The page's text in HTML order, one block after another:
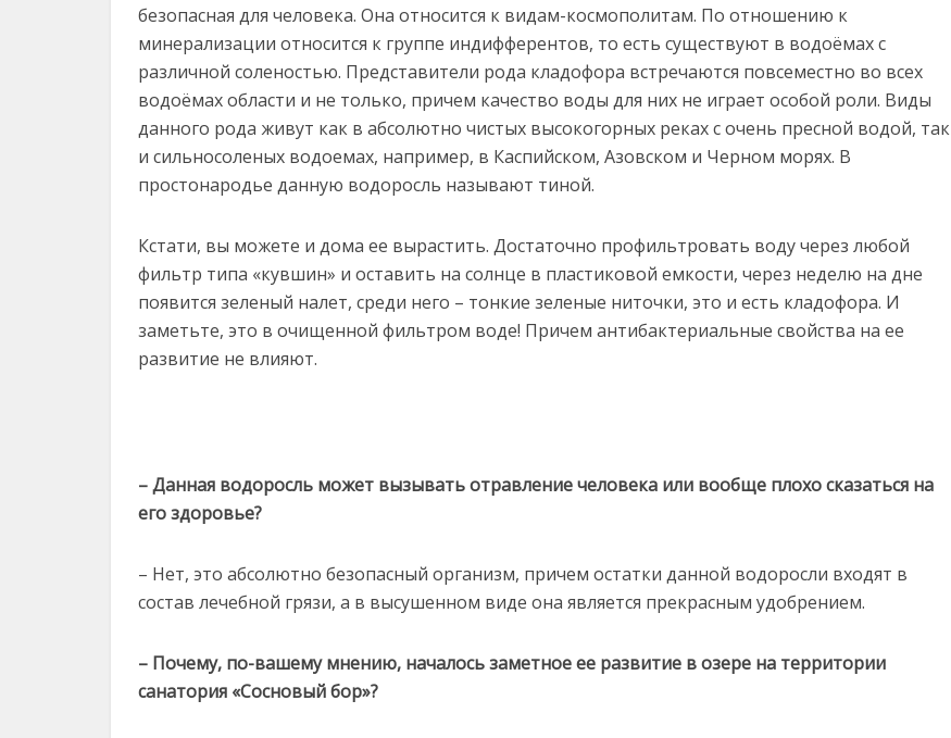
безопасная для человека. Она относится к видам-космополитам. По отношению к
минерализации относится к группе индифферентов, то есть существуют в водоёмах с
различной соленостью. Представители рода кладофора встречаются повсеместно во всех
водоёмах области и не только, причем качество воды для них не играет особой роли. Виды
данного рода живут как в абсолютно чистых высокогорных реках с очень пресной водой, так
и сильносоленых водоемах, например, в Каспийском, Азовском и Черном морях. В
простонародье данную водоросль называют тиной.
Кстати, вы можете и дома ее вырастить. Достаточно профильтровать воду через любой
фильтр типа «кувшин» и оставить на солнце в пластиковой емкости, через неделю на дне
появится зеленый налет, среди него – тонкие зеленые ниточки, это и есть кладофора. И
заметьте, это в очищенной фильтром воде! Причем антибактериальные свойства на ее
развитие не влияют.
– Данная водоросль может вызывать отравление человека или вообще плохо сказаться на
его здоровье?
– Нет, это абсолютно безопасный организм, причем остатки данной водоросли входят в
состав лечебной грязи, а в высушенном виде она является прекрасным удобрением.
– Почему, по-вашему мнению, началось заметное ее развитие в озере на территории
санатория «Сосновый бор»?